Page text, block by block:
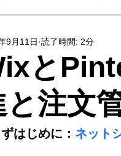
と
と注文
9月11日 読了時間: 2分
ずはじめに： ネット